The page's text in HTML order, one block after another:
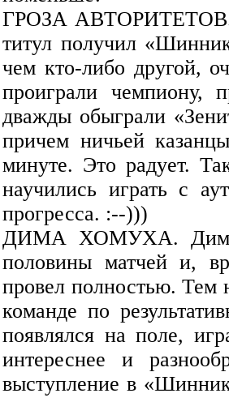
ГРОЗА АВТОРИТЕТОВ.
титул получил
чем кто-либо другой,
проиграли чемпиону,
дважды обыграли
причем ничьей
минуте. Это радует.
научились играть с
прогресса. :--)))
ДИМА ХОМУХА. Дима
половины матчей и,
провел полностью. Тем
команде по
появлялся на поле,
интереснее и
выступление в